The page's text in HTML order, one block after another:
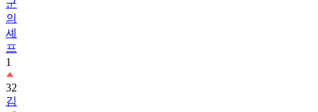
셰
프
1
32
김
혜
윤